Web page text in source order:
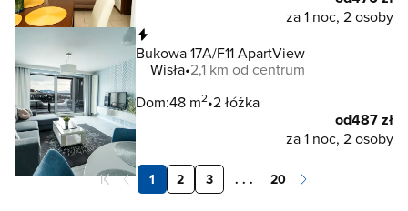
za 1 noc, 2 osoby
Bukowa 17A/F11 ApartView
Wisła 2,1 km od centrum
Dom:48 m2 2 łóżka
od487 zł
za 1 noc, 2 osoby
1 2 3 . . . 20